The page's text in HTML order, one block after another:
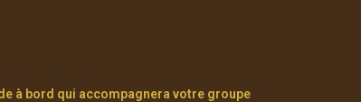
à bord qui accompagnera votre groupe